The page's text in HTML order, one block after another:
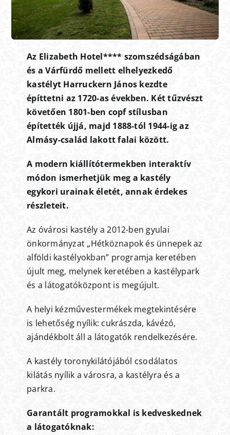
Az Elizabeth Hotel**** szomszédságában
és a Várfürdő mellett elhelyezkedő
kastélyt Harruckern János kezdte
építtetni az 1720-as években. Két tűzvészt
követően 1801-ben copf stílusban
építették újjá, majd 1888-tól 1944-ig az
Almásy-család lakott falai között.
A modern kiállítótermekben interaktív
módon ismerhetjük meg a kastély
egykori urainak életét, annak érdekes
részleteit.
Az óvárosi kastély a 2012-ben gyulai
önkormányzat „Hétköznapok és ünnepek az
alföldi kastélyokban” programja keretében
újult meg, melynek keretében a kastélypark
és a látogatóközpont is megújult.
A helyi kézművestermékek megtekintésére
is lehetőség nyílik: cukrászda, kávézó,
ajándékbolt áll a látogatók rendelkezésére.
A kastély toronykilátójából csodálatos
kilátás nyílik a városra, a kastélyra és a
parkra.
Garantált programokkal is kedveskednek
a látogatóknak: